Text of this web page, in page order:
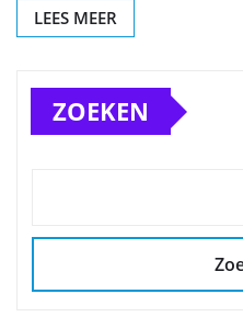
LEES MEER
ZOEKEN